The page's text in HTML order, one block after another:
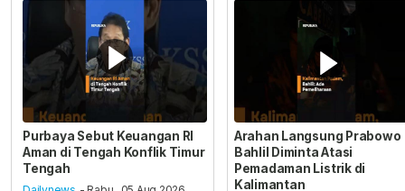
Purbaya Sebut Keuangan RI
Aman di Tengah Konflik Timur
Tengah
Arahan Langsung Prabowo
Bahlil Diminta Atasi
Pemadaman Listrik di
Kalimantan